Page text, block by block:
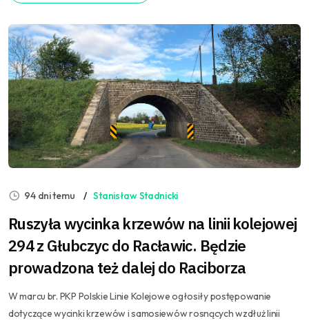
94 dni temu Stanisław Stadnicki
Ruszyła wycinka krzewów na linii kolejowej
294 z Głubczyc do Racławic. Będzie
prowadzona też dalej do Raciborza
W marcu br. PKP Polskie Linie Kolejowe ogłosiły postępowanie
dotyczące wycinki krzewów i samosiewów rosnących wzdłuż linii